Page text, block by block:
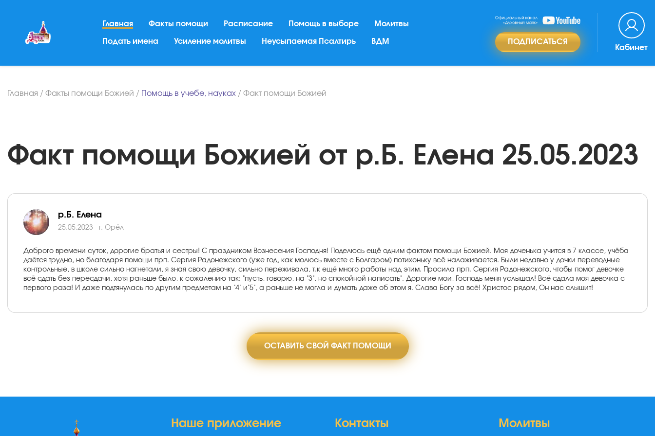
Главная Факты помощи Расписание Помощь в выборе Молитвы
Подать имена Усиление молитвы Неусыпаемая Псалтирь ВДМ ПОДПИСАТЬСЯ
Кабинет
Главная / Факты помощи Божией / Помощь в учебе, науках / Факт помощи Божией
Факт помощи Божией от р.Б. Елена 25.05.2023
р.Б. Елена
25.05.2023 г. Орёл
Доброго времени суток, дорогие братья и сестры! С праздником Вознесения Господня! Поделюсь ещё одним фактом помощи Божией. Моя доченька учится в 7 классе, учёба
даётся трудно, но благодаря помощи прп. Сергия Радонежского (уже год, как молюсь вместе с Болгаром) потихоньку всё налаживается. Были недавно у дочки переводные
контрольные, в школе сильно нагнетали, я зная свою девочку, сильно переживала, т.к ещё много работы над этим. Просила прп. Сергия Радонежского, чтобы помог девочке
всё сдать без пересдачи, хотя раньше было, к сожалению так: "пусть, говорю, на "3", но спокойной написать". Дорогие мои, Господь меня услышал! Всё сдала моя девочка с
первого раза! И даже подтянулась по другим предметам на "4" и"5", а раньше не могла и думать даже об этом я. Слава Богу за всё! Христос рядом, Он нас слышит!
ОСТАВИТЬ СВОЙ ФАКТ ПОМОЩИ
Наше приложение Контакты Молитвы